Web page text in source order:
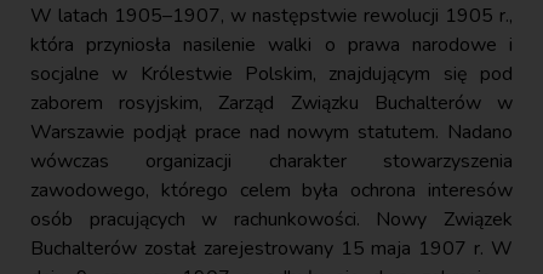
W latach 1905–1907, w następstwie rewolucji 1905 r.,
która przyniosła nasilenie walki o prawa narodowe i
socjalne w Królestwie Polskim, znajdującym się pod
zaborem rosyjskim, Zarząd Związku Buchalterów w
Warszawie podjął prace nad nowym statutem. Nadano
wówczas organizacji charakter stowarzyszenia
zawodowego, którego celem była ochrona interesów
osób pracujących w rachunkowości. Nowy Związek
Buchalterów został zarejestrowany 15 maja 1907 r. W